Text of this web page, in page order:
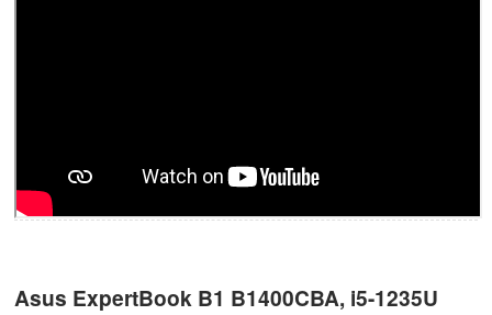
Asus ExpertBook B1 B1400CBA, i5-1235U